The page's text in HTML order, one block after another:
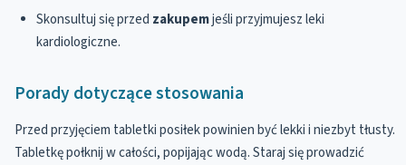
Skonsultuj się przed zakupemjeśli przyjmujesz leki
kardiologiczne.
Porady dotyczące stosowania
Przed przyjęciem tabletki posiłek powinien być lekki i niezbyt tłusty.
Tabletkę połknij w całości, popijając wodą. Staraj się prowadzić